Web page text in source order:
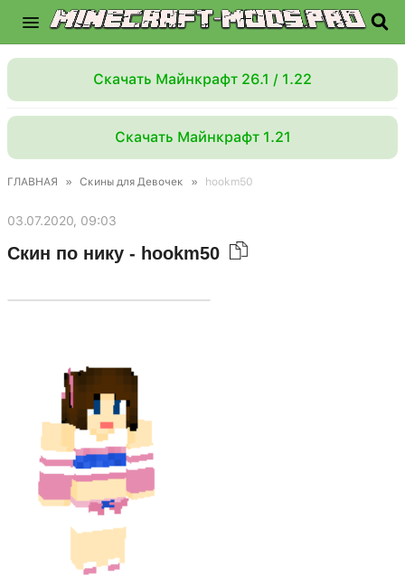
Скачать Майнкрафт 26.1 / 1.22
Скачать Майнкрафт 1.21
ГЛАВНАЯ » Скины для Девочек » hookm50
03.07.2020, 09:03
Скин по нику - hookm50